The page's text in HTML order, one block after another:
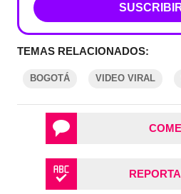
TEMAS RELACIONADOS:
BOGOTÁ VIDEO VIRAL